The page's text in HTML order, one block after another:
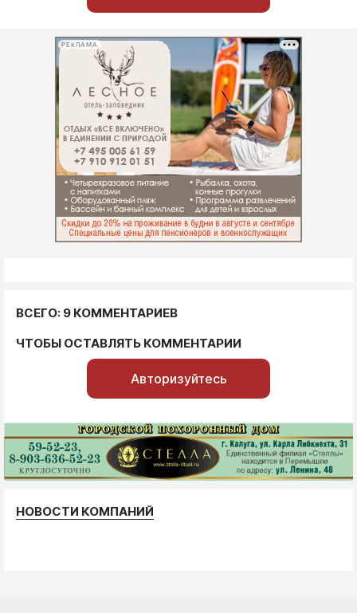
РЕКЛАМА
ВСЕГО: 9 КОММЕНТАРИЕВ
ЧТОБЫ ОСТАВЛЯТЬ КОММЕНТАРИИ
Авторизуйтесь
НОВОСТИ КОМПАНИЙ